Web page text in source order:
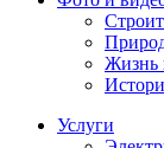
Жизнь
Услуги